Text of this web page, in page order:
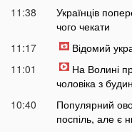
11:38
Українців
чого чекати
11:17
Відомий
11:01
На Волині
чоловіка з
10:40
Популярний
поспіль, але є